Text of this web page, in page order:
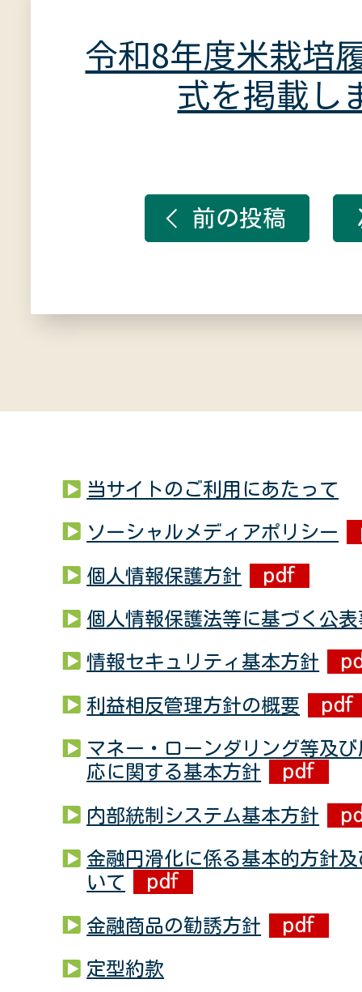
令和8年度米栽培
式を掲載し
前の投稿
当サイトのご利用にあたって
ソーシャルメディアポリシー
個人情報保護方針
個人情報保護法等に基づく公
情報セキュリティ基本方針
利益相反管理方針の概要
マネー・ローンダリング等及
応に関する基本方針
内部統制システム基本方針
金融円滑化に係る基本的方針
いて
金融商品の勧誘方針
定型約款